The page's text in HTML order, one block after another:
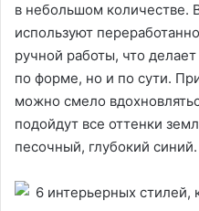
в небольшом количестве.
используют
ручной работы, что
по форме, но и по сути.
можно смело
подойдут все оттенки
песочный, глубокий синий.